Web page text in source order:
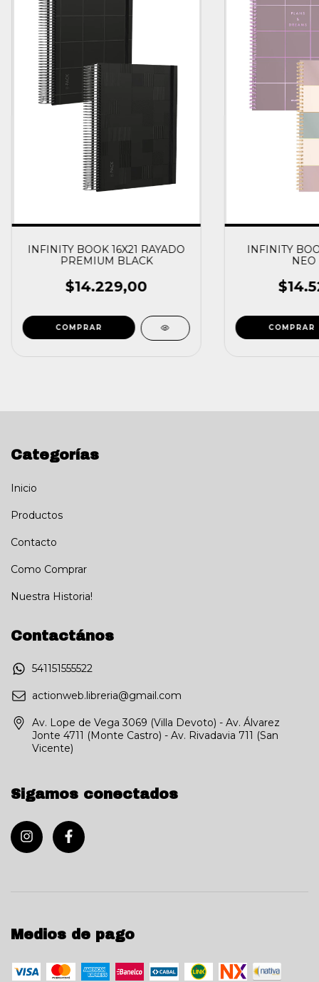
INFINITY BOOK 16X21 RAYADO
PREMIUM BLACK
$14.229,00
INFINITY
Categorías
Inicio
Productos
Contacto
Como Comprar
Nuestra Historia!
Contactános
541151555522
actionweb.libreria@gmail.com
Av. Lope de Vega 3069 (Villa Devoto) - Av. Álvarez
Jonte 4711 (Monte Castro) - Av. Rivadavia 711 (San
Vicente)
Sigamos conectados
Medios de pago